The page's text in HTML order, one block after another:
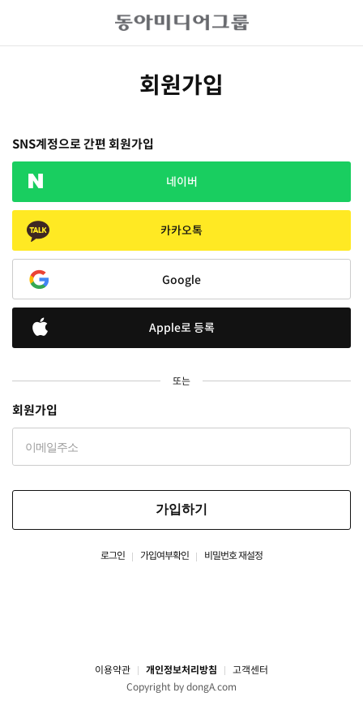
회원가입
SNS계정으로 간편 회원가입
네이버
카카오톡
Google
Apple로 등록
또는
회원가입
가입하기
로그인 가입여부확인 비밀번호 재설정
이용약관 개인정보처리방침
고객센터
Copyright by dongA.com